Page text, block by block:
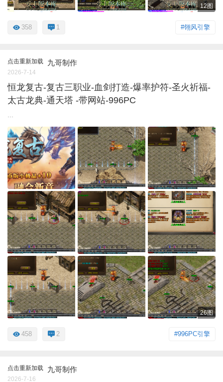
12图
#翎风引擎
358 1
点击重新加载 九哥制作
2026-7-14
恒龙复古-复古三职业-血剑打造-爆率护符-圣火祈福-
太古龙典-通天塔 -带网站-996PC
26图
#996PC引擎
458 2
点击重新加载 九哥制作
2026-7-16